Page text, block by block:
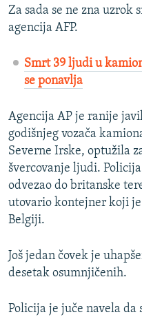
NASTANAK I RASPAD
Za sada se ne zna
agencija AFP.
Smrt 39 ljudi u
se ponavlja
Agencija AP je ranije
godišnjeg vozača
Severne Irske, optužila
švercovanje ljudi.
odvezao do britanske
utovario kontejner koji
Belgiji.
Još jedan čovek je
desetak osumnjičenih.
Policija je juče navela da